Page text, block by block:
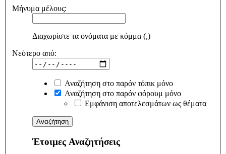
Μήνυμα μέλους:
Διαχωρίστε τα ονόματα με κόμμα (,)
Νεότερο από:
Αναζήτηση στο παρόν τόπικ μόνο
Αναζήτηση στο παρόν φόρουμ μόνο
Εμφάνιση αποτελεσμάτων ως θέματα
Έτοιμες Αναζητήσεις